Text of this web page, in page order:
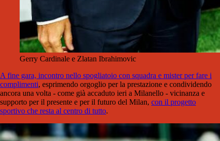
Gerry Cardinale e Zlatan Ibrahimovic
A fine gara, incontro nello spogliatoio con squadra e mister per fare i
complimenti, esprimendo orgoglio per la prestazione e condividendo
ancora una volta - come già accaduto ieri a Milanello - vicinanza e
supporto per il presente e per il futuro del Milan, con il progetto
sportivo che resta al centro di tutto.